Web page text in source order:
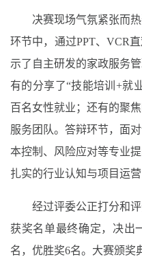
决赛现场气氛紧张而
环节中，通过PPT、VCR
示了自主研发的家政服务
有的分享了“技能培训+就
百名女性就业；还有的聚
服务团队。答辩环节，面
本控制、风险应对等专业
扎实的行业认知与项目运营
经过评委公正打分和
获奖名单最终确定，决出
名，优胜奖6名。大赛颁奖